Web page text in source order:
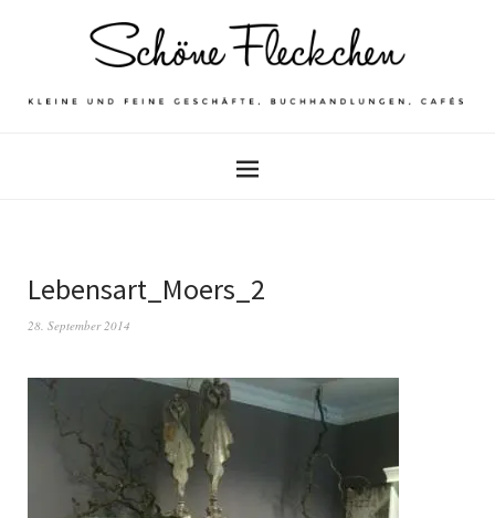
Lebensart_Moers_2
28. September 2014